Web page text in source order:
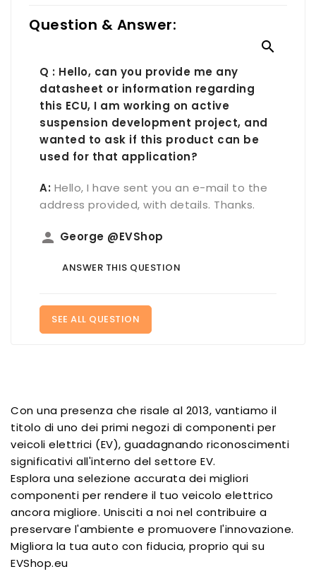
Question & Answer:

Q : Hello, can you provide me any
datasheet or information regarding
this ECU, I am working on active
suspension development project, and
wanted to ask if this product can be
used for that application?
A: Hello, I have sent you an e-mail to the
address provided, with details. Thanks.
person George @EVShop
ANSWER THIS QUESTION
SEE ALL QUESTION
Con una presenza che risale al 2013, vantiamo il
titolo di uno dei primi negozi di componenti per
veicoli elettrici (EV), guadagnando riconoscimenti
significativi all'interno del settore EV.
Esplora una selezione accurata dei migliori
componenti per rendere il tuo veicolo elettrico
ancora migliore. Unisciti a noi nel contribuire a
preservare l'ambiente e promuovere l'innovazione.
Migliora la tua auto con fiducia, proprio qui su
EVShop.eu